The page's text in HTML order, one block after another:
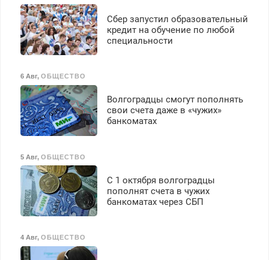
Сбер запустил образовательный
кредит на обучение по любой
специальности
6 Авг, ОБЩЕСТВО
Волгоградцы смогут пополнять
свои счета даже в «чужих»
банкоматах
5 Авг, ОБЩЕСТВО
С 1 октября волгоградцы
пополнят счета в чужих
банкоматах через СБП
4 Авг, ОБЩЕСТВО